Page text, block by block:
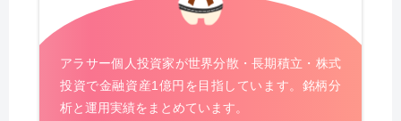
アラサー個人投資家が世界分散・長期積立・株式
投資で金融資産1億円を目指しています。銘柄分
析と運用実績をまとめています。